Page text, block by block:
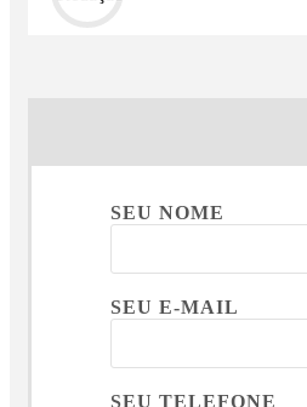
SEU NOME
SEU E-MAIL
SEU TELEFONE